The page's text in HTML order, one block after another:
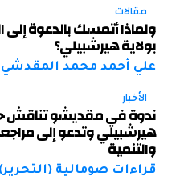
مقالات
ولماذا أتمسك بالدعوة إلى
بولاية هيرشبيلي؟
علي أحمد محمد المقدشي
الأخبار
ندوة في مقديشو تناقش
هيرشبيلي وتدعو إلى
والتنمية
قراءات صومالية (التحرير)